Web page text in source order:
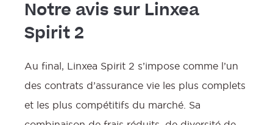
Notre avis sur Linxea
Spirit 2
Au final, Linxea Spirit 2 s’impose comme l’un
des contrats d’assurance vie les plus complets
et les plus compétitifs du marché. Sa